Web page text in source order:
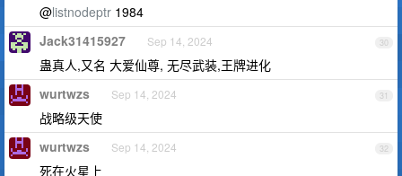
@listnodeptr 1984
30
Jack31415927 Sep 14, 2024
蛊真人,又名 大爱仙尊, 无尽武装,王牌进化
31
wurtwzs Sep 14, 2024
战略级天使
32
wurtwzs Sep 14, 2024
死在火星上